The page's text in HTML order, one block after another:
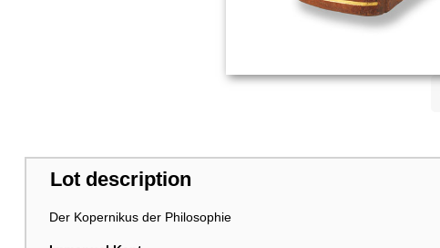
Lot description
Der Kopernikus der Philosophie